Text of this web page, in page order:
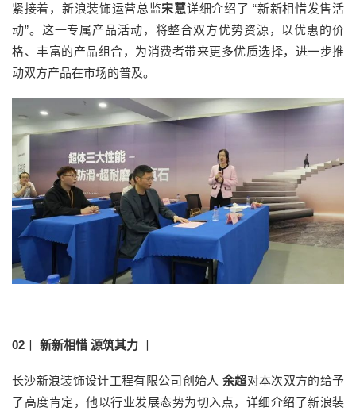
紧接着，新浪装饰运营总监宋慧详细介绍了 “新新相惜发售活
动”。这一专属产品活动，将整合双方优势资源，以优惠的价
格、丰富的产品组合，为消费者带来更多优质选择，进一步推
动双方产品在市场的普及。
02 新新相惜 源筑其力
长沙新浪装饰设计工程有限公司创始人 余超对本次双方的给予
了高度肯定，他以行业发展态势为切入点，详细介绍了新浪装